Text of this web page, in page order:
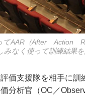
てAAR（After Action
みなく使って訓練結果
価支援隊を相手に
分析官（OC／